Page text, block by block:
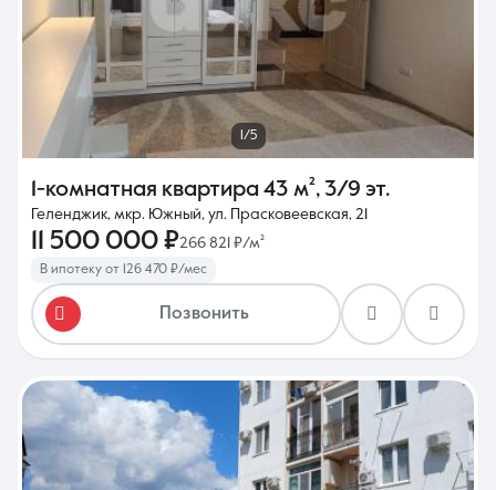
1/5
1-комнатная квартира 43 м², 3/9 эт.
Геленджик, мкр. Южный, ул. Прасковеевская, 21
11 500 000 ₽266 821 ₽/м²
В ипотеку от 126 470 ₽/мес
Позвонить